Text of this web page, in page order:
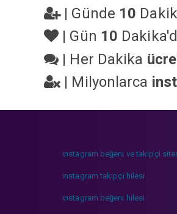
| Günde 10
| Gün 10
| Her Dakika
| Milyonlarca
instagram beğeni ve takipçi
instagram takipçi hilesi
instagram beğeni hilesi